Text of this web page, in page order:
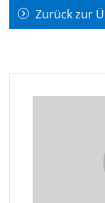
Zurück zur